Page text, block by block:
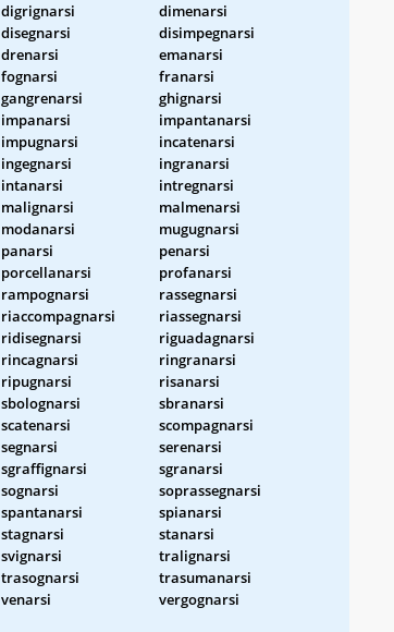
digrignarsi
dimenarsi
disegnarsi
disimpegnarsi
drenarsi
emanarsi
fognarsi
franarsi
gangrenarsi
ghignarsi
impanarsi
impantanarsi
impugnarsi
incatenarsi
ingegnarsi
ingranarsi
intanarsi
intregnarsi
malignarsi
malmenarsi
modanarsi
mugugnarsi
panarsi
penarsi
porcellanarsi
profanarsi
rampognarsi
rassegnarsi
riaccompagnarsi
riassegnarsi
ridisegnarsi
riguadagnarsi
rincagnarsi
ringranarsi
ripugnarsi
risanarsi
sbolognarsi
sbranarsi
scatenarsi
scompagnarsi
segnarsi
serenarsi
sgraffignarsi
sgranarsi
sognarsi
soprassegnarsi
spantanarsi
spianarsi
stagnarsi
stanarsi
svignarsi
tralignarsi
trasognarsi
trasumanarsi
venarsi
vergognarsi